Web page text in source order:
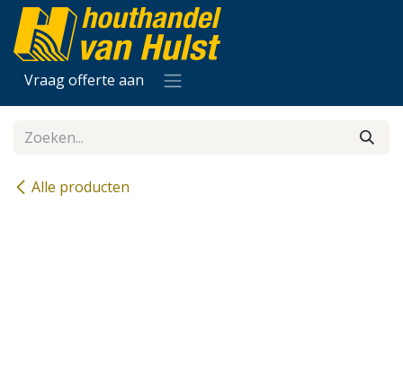
Overslaan naar inhoud
Vraag offerte aan
Alle producten